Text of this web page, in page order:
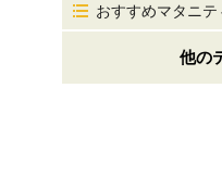
おすすめマタニテ
他の